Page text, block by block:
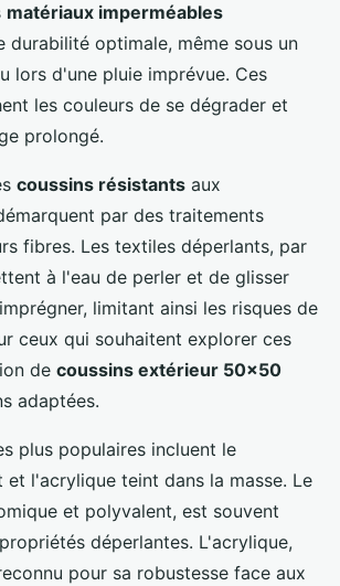
matériaux imperméables
durabilité optimale, même sous un
lors d'une pluie imprévue. Ces
les couleurs de se dégrader et
prolongé.
coussins résistants aux
par des traitements
fibres. Les textiles déperlants, par
à l'eau de perler et de glisser
limitant ainsi les risques de
ceux qui souhaitent explorer ces
de coussins extérieur 50x50
adaptées.
plus populaires incluent le
et l'acrylique teint dans la masse. Le
et polyvalent, est souvent
déperlantes. L'acrylique,
pour sa robustesse face aux